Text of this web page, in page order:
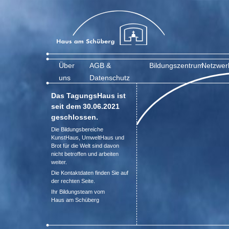
Über
uns
AGB &
Datenschutz
Bildungszentrum
Das TagungsHaus ist
seit dem 30.06.2021
geschlossen.
Die Bildungsbereiche
KunstHaus, UmweltHaus und
Brot für die Welt sind davon
nicht betroffen und arbeiten
weiter.
Die Kontaktdaten finden Sie auf
der rechten Seite.
Ihr Bildungsteam vom
Haus am Schüberg